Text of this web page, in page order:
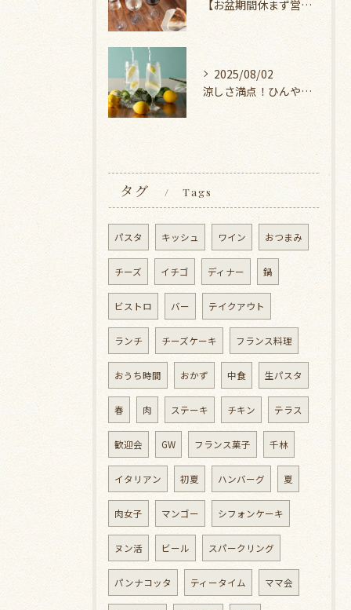
【お盆期間休まず営業いたします】
2025/08/02
涼しさ満点！ひんやりドリンク特集
タグ Tags
パスタ キッシュ ワイン おつまみ
チーズ イチゴ ディナー 鍋
ビストロ バー テイクアウト
ランチ チーズケーキ フランス料理
おうち時間 おかず 中食 生パスタ
春 肉 ステーキ チキン テラス
歓迎会 GW フランス菓子 千林
イタリアン 初夏 ハンバーグ 夏
肉女子 マンゴー シフォンケーキ
ヌン活 ビール スパークリング
パンナコッタ ティータイム ママ会